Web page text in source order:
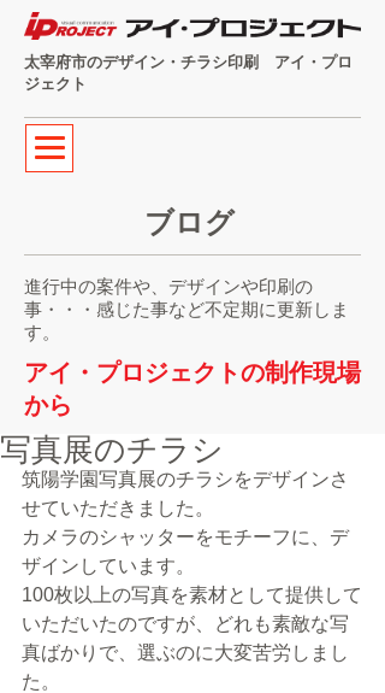
太宰府市のデザイン・チラシ印刷 アイ・プロ
ジェクト
ブログ
進行中の案件や、デザインや印刷の
事・・・感じた事など不定期に更新しま
す。
アイ・プロジェクトの制作現場
から
写真展のチラシ
筑陽学園写真展のチラシをデザインさ
せていただきました。
カメラのシャッターをモチーフに、デ
ザインしています。
100枚以上の写真を素材として提供して
いただいたのですが、どれも素敵な写
真ばかりで、選ぶのに大変苦労しまし
た。